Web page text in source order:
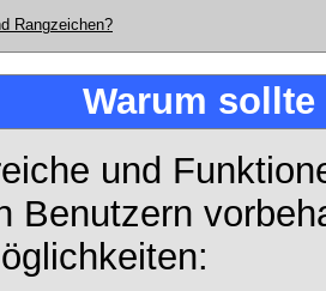
Rangzeichen?
Warum
und
Benutzern